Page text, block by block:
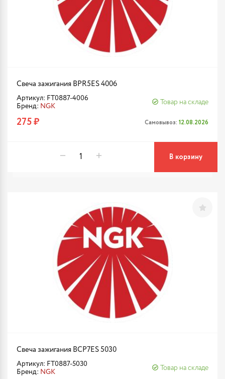
Свеча зажигания BPR5ES 4006
Артикул: FT0887-4006
Бренд: NGK
Товар на складе
275 ₽ Самовывоз: 12.08.2026
В корзину
Свеча зажигания BCP7ES 5030
Артикул: FT0887-5030
Бренд: NGK
Товар на складе